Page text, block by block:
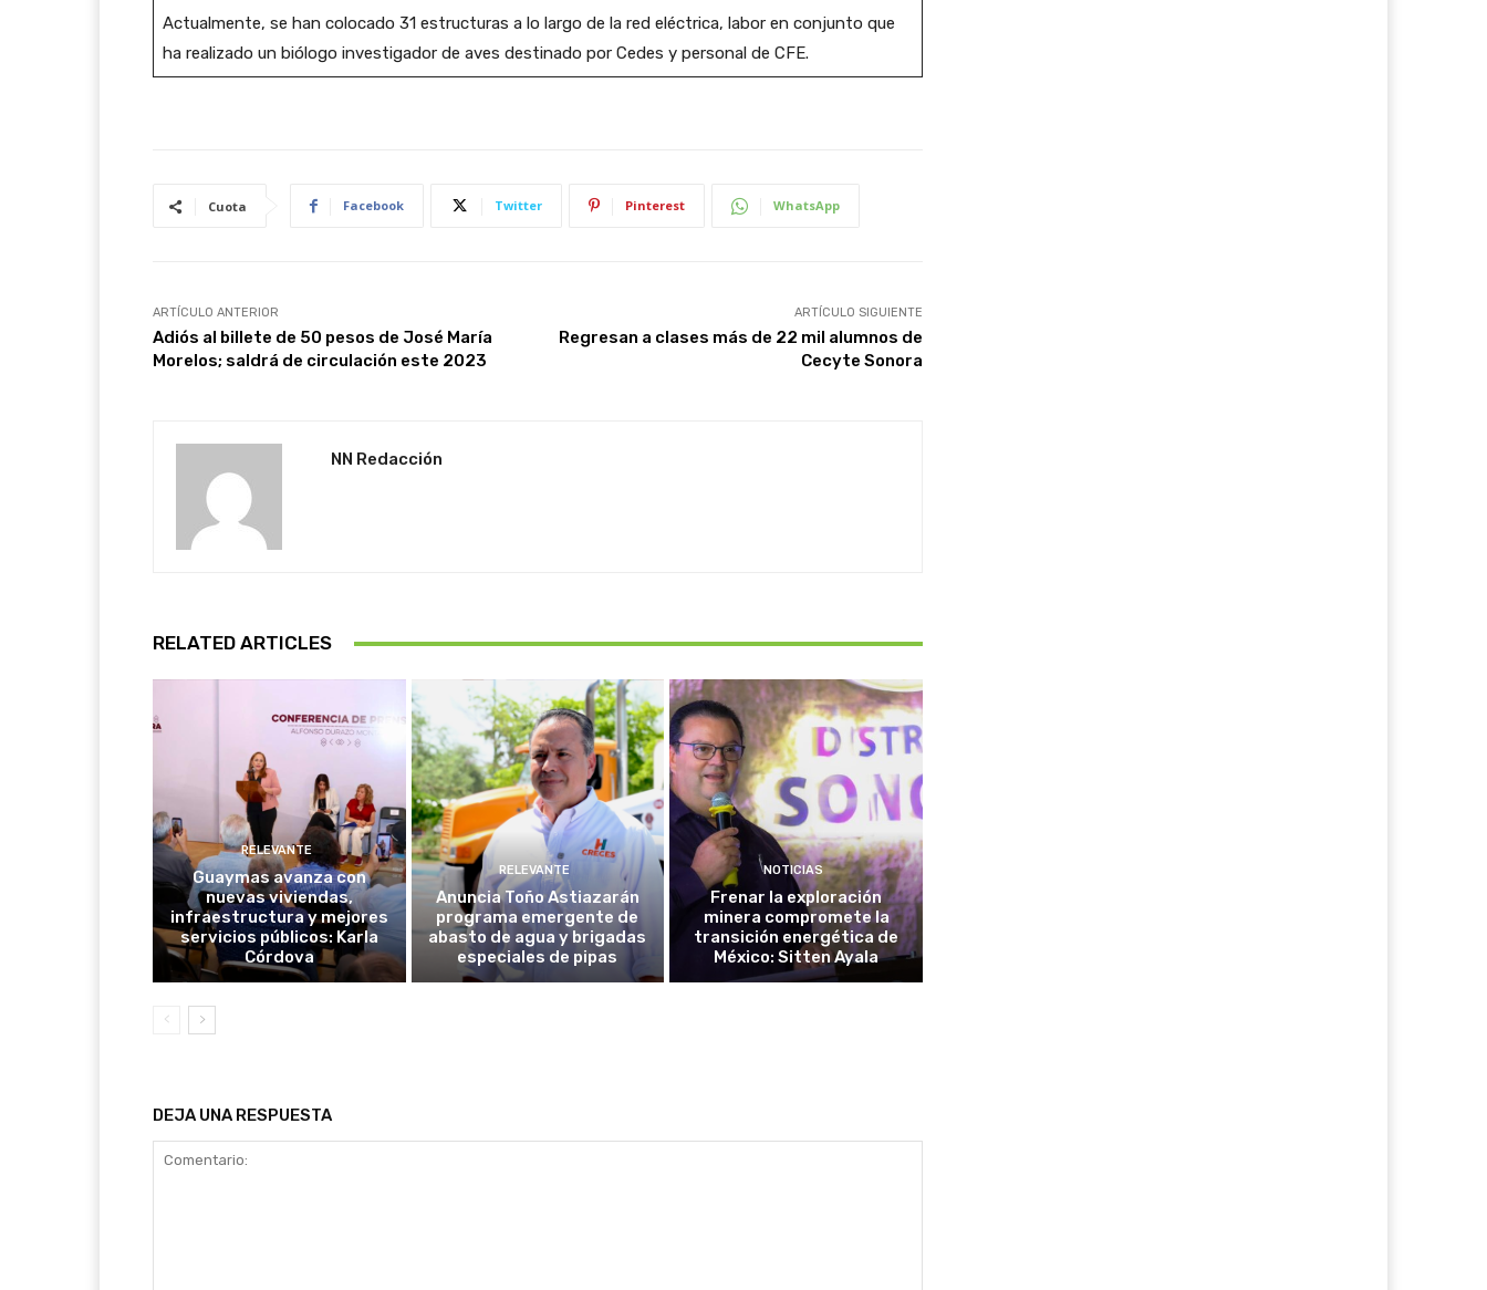
Actualmente, se han colocado 31 estructuras a lo largo de la red eléctrica, labor en conjunto que
ha realizado un biólogo investigador de aves destinado por Cedes y personal de CFE.
Cuota Facebook Twitter Pinterest WhatsApp
ARTÍCULO ANTERIOR
Adiós al billete de 50 pesos de José María
Morelos; saldrá de circulación este 2023
ARTÍCULO SIGUIENTE
Regresan a clases más de 22 mil alumnos de
Cecyte Sonora
NN Redacción
RELATED ARTICLES
RELEVANTE
Guaymas avanza con
nuevas viviendas,
infraestructura y mejores
servicios públicos: Karla
Córdova
RELEVANTE
Anuncia Toño Astiazarán
programa emergente de
abasto de agua y brigadas
especiales de pipas
NOTICIAS
Frenar la exploración
minera compromete la
transición energética de
México: Sitten Ayala
DEJA UNA RESPUESTA